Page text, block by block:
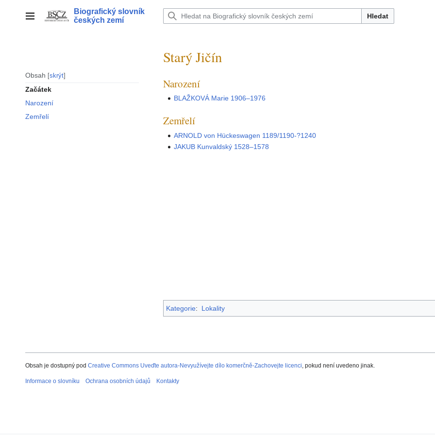
Hlavní menu
Biografický slovník
českých zemí
Hledat
Obsah skrýt
Začátek
Narození
Zemřelí
Starý Jičín
Narození
BLAŽKOVÁ Marie 1906–1976
Zemřelí
ARNOLD von Hückeswagen 1189/1190-?1240
JAKUB Kunvaldský 1528–1578
Kategorie: Lokality
Obsah je dostupný pod Creative Commons Uveďte autora-Nevyužívejte dílo komerčně-Zachovejte licenci, pokud není uvedeno jinak.
Informace o slovníku Ochrana osobních údajů Kontakty